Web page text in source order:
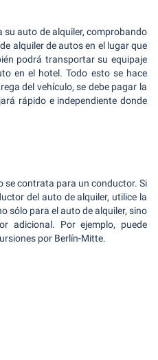
su auto de alquiler, comprobando
alquiler de autos en el lugar que
podrá transportar su equipaje
en el hotel. Todo esto se hace
del vehículo, se debe pagar la
rápido e independiente donde
se contrata para un conductor. Si
del auto de alquiler, utilice la
sólo para el auto de alquiler, sino
adicional. Por ejemplo, puede
por Berlín-Mitte.